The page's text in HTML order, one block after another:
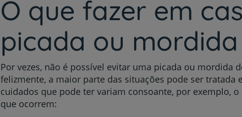
O que fazer em
picada ou mordida
Por vezes, não é possível evitar uma picada ou mordida
felizmente, a maior parte das situações pode ser tratada
cuidados que pode ter variam consoante, por exemplo,
que ocorrem: